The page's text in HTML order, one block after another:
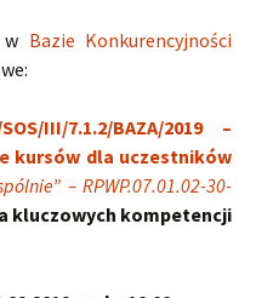
Bazie Konkurencyjności
III/7.1.2/BAZA/2019 –
kursów dla uczestników
– RPWP.07.01.02-30-
kluczowych kompetencji